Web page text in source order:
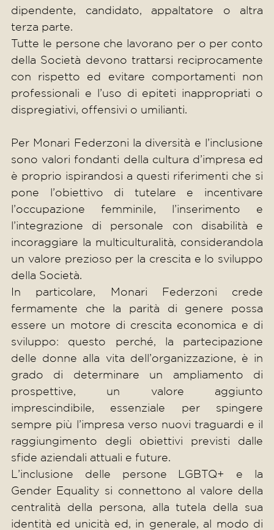
dipendente, candidato, appaltatore o altra
terza parte.
Tutte le persone che lavorano per o per conto
della Società devono trattarsi reciprocamente
con rispetto ed evitare comportamenti non
professionali e l’uso di epiteti inappropriati o
dispregiativi, offensivi o umilianti.
Per Monari Federzoni la diversità e l’inclusione
sono valori fondanti della cultura d’impresa ed
è proprio ispirandosi a questi riferimenti che si
pone l’obiettivo di tutelare e incentivare
l’occupazione femminile, l’inserimento e
l’integrazione di personale con disabilità e
incoraggiare la multiculturalità, considerandola
un valore prezioso per la crescita e lo sviluppo
della Società.
In particolare, Monari Federzoni crede
fermamente che la parità di genere possa
essere un motore di crescita economica e di
sviluppo: questo perché, la partecipazione
delle donne alla vita dell’organizzazione, è in
grado di determinare un ampliamento di
prospettive, un valore aggiunto
imprescindibile, essenziale per spingere
sempre più l’impresa verso nuovi traguardi e il
raggiungimento degli obiettivi previsti dalle
sfide aziendali attuali e future.
L’inclusione delle persone LGBTQ+ e la
Gender Equality si connettono al valore della
centralità della persona, alla tutela della sua
identità ed unicità ed, in generale, al modo di